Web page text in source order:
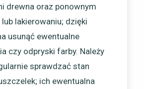
drewna oraz ponownym
lakierowaniu; dzięki
usunąć ewentualne
czy odpryski farby. Należy
sprawdzać stan
ich ewentualna